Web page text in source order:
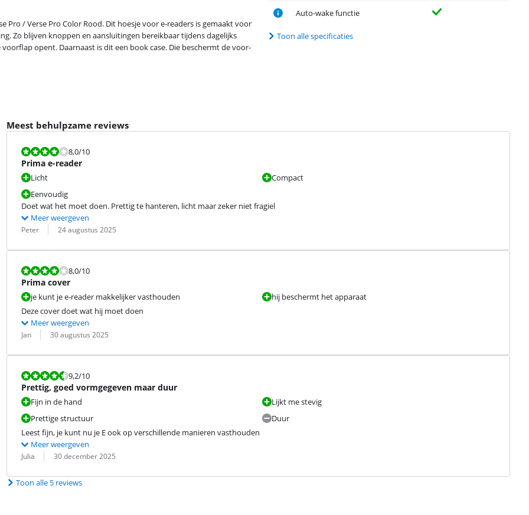
Auto-wake functie
Toon alle specificaties
Pro / Verse Pro Color Rood. Dit hoesje voor e-readers is gemaakt voor
Zo blijven knoppen en aansluitingen bereikbaar tijdens dagelijks
opent. Daarnaast is dit een book case. Die beschermt de voor-
Meest behulpzame reviews
Beoordeling is 8,0 van de 10.
8,0/10
Prima e-reader
Licht
Eenvoudig
Compact
Doet wat het moet doen. Prettig te hanteren, licht maar zeker niet fragiel
Meer weergeven
Beoordeling door:
Peter
Datum: 24 augustus 2025
Beoordeling is 8,0 van de 10.
8,0/10
Prima cover
je kunt je e-reader makkelijker vasthouden
hij beschermt het apparaat
Deze cover doet wat hij moet doen
Meer weergeven
Beoordeling door:
Jan
Datum: 30 augustus 2025
Beoordeling is 9,2 van de 10.
9,2/10
Prettig, goed vormgegeven maar duur
Fijn in de hand
Prettige structuur
Lijkt me stevig
Duur
Leest fijn, je kunt nu je E ook op verschillende manieren vasthouden
Meer weergeven
Beoordeling door:
Julia
Datum: 30 december 2025
Toon alle 5 reviews